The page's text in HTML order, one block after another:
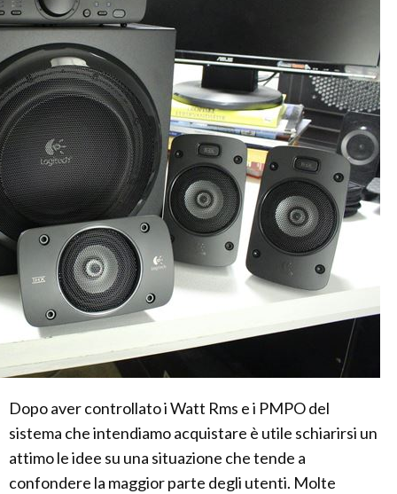
Dopo aver controllato i Watt Rms e i PMPO del
sistema che intendiamo acquistare è utile schiarirsi un
attimo le idee su una situazione che tende a
confondere la maggior parte degli utenti. Molte